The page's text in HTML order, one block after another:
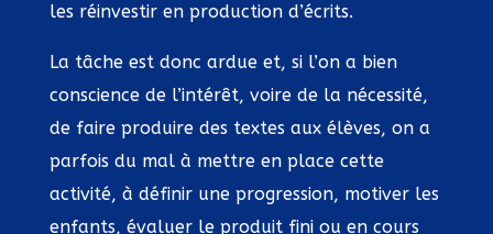
les réinvestir en production d’écrits.
La tâche est donc ardue et, si l’on a bien
conscience de l’intérêt, voire de la nécessité,
de faire produire des textes aux élèves, on a
parfois du mal à mettre en place cette
activité, à définir une progression, motiver les
enfants, évaluer le produit fini ou en cours